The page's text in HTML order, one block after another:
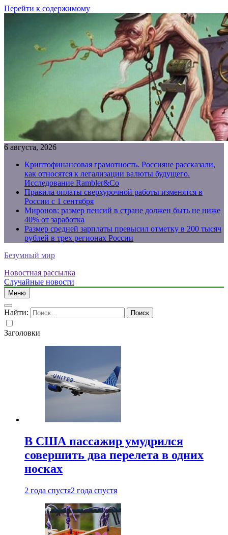
Перейти к содержимому
6 августа, 2026
Криптофинансовая грамотность. Россияне рассказали,
как относятся к легализации валюты будущего.
Исследование Rambler&Co
Правила оплаты сверхурочной работы изменятся в
России с 1 сентября
Миронов: размер пенсий в стране должен быть не ниже
40% от заработка
Размер средней зарплаты превысил отметку в 200 тысяч
рублей в трех регионах России
Безумный мир
Новостная рассылка
Случайные новости
Меню
Найти:
Заголовки
В США пассажир умудрился
совершить два перелета в одних
носках
2 года спустя2 года спустя